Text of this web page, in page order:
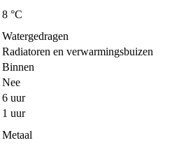
8 °C
Watergedragen
Radiatoren en verwarmingsbuizen
Binnen
Nee
6 uur
1 uur
Metaal